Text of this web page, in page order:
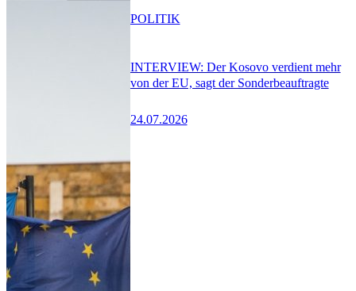
INTERVIEW: Der Kosovo verdient mehr
von der EU, sagt der Sonderbeauftragte
24.07.2026
POLITIK